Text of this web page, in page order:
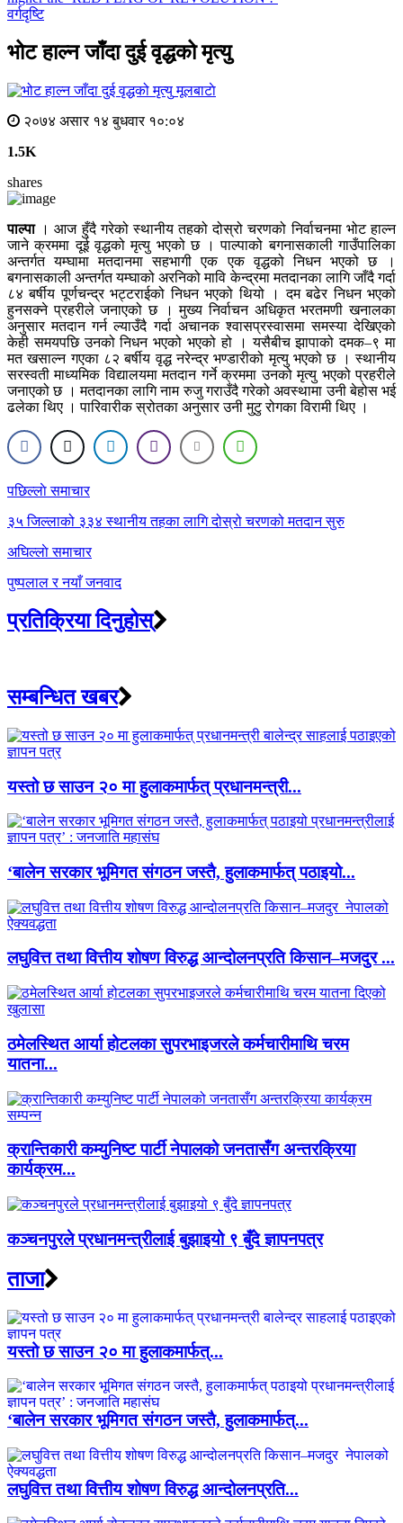
वर्गदृष्टि
भोट हाल्न जाँदा दुई वृद्धको मृत्यु
मूलबाटाे
२०७४ असार १४ बुधवार १०:०४
1.5K
shares
पाल्पा। आज हुँदै गरेको स्थानीय तहको दोस्रो चरणको निर्वाचनमा भोट हाल्न
जाने क्रममा दूई वृद्धको मृत्यु भएको छ । पाल्पाको बगनासकाली गाउँपालिका
अन्तर्गत यम्घामा मतदानमा सहभागी एक एक वृद्धको निधन भएको छ ।
बगनासकाली अन्तर्गत यम्घाको अरनिको मावि केन्द्रमा मतदानका लागि जाँदै गर्दा
८४ बर्षीय पूर्णचन्द्र भट्टराईको निधन भएको थियो । दम बढेर निधन भएको
हुनसक्ने प्रहरीले जनाएको छ । मुख्य निर्वाचन अधिकृत भरतमणी खनालका
अनुसार मतदान गर्न ल्याउँदै गर्दा अचानक श्वासप्रस्वासमा समस्या देखिएको
केही समयपछि उनको निधन भएको भएको हो । यसैबीच झापाको दमक–९ मा
मत खसाल्न गएका ८२ बर्षीय वृद्ध नरेन्द्र भण्डारीको मृत्यु भएको छ । स्थानीय
सरस्वती माध्यमिक विद्यालयमा मतदान गर्ने क्रममा उनको मृत्यु भएको प्रहरीले
जनाएको छ । मतदानका लागि नाम रुजु गराउँदै गरेको अवस्थामा उनी बेहोस भई
ढलेका थिए । पारिवारीक स्रोतका अनुसार उनी मुटु रोगका विरामी थिए ।
Post
navigation
पछिल्लाे समाचार
३५ जिल्लाको ३३४ स्थानीय तहका लागि दोस्रो चरणको मतदान सुरु
अघिल्लाे समाचार
पुष्पलाल र नयाँ जनवाद
प्रतिक्रिया दिनुहोस्
सम्बन्धित खबर
यस्तो छ साउन २० मा हुलाकमार्फत् प्रधानमन्त्री...
‘बालेन सरकार भूमिगत संगठन जस्तै, हुलाकमार्फत् पठाइयो...
लघुवित्त तथा वित्तीय शोषण विरुद्ध आन्दोलनप्रति किसान–मजदुर ...
ठमेलस्थित आर्या होटलका सुपरभाइजरले कर्मचारीमाथि चरम
यातना...
क्रान्तिकारी कम्युनिष्ट पार्टी नेपालको जनतासँग अन्तरक्रिया
कार्यक्रम...
कञ्चनपुरले प्रधानमन्त्रीलाई बुझाइयो ९ बुँदे ज्ञापनपत्र
ताजा
यस्तो छ साउन २० मा हुलाकमार्फत्...
‘बालेन सरकार भूमिगत संगठन जस्तै, हुलाकमार्फत्...
लघुवित्त तथा वित्तीय शोषण विरुद्ध आन्दोलनप्रति...